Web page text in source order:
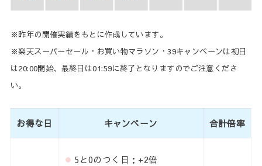
※昨年の開催実績をもとに作成しています。
※楽天スーパーセール・お買い物マラソン・39キャンペーンは初日
は20:00開始、最終日は01:59に終了となりますのでご注意くださ
い。
お得な日 キャンペーン 合計倍率
5と0のつく日：+2倍